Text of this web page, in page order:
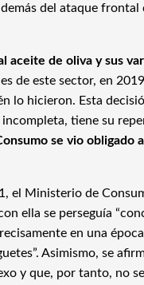
del ataque
aceite de oliva y sus
de este sector, en
lo hicieron. Esta
tiene su
se vio obligado
el Ministerio de
ella se perseguía
en una
Asimismo, se
y que, por tanto, no